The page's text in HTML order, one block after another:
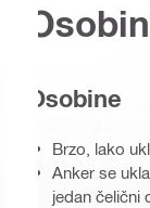
Osobine
Brzo, lako
Anker se
jedan čelični